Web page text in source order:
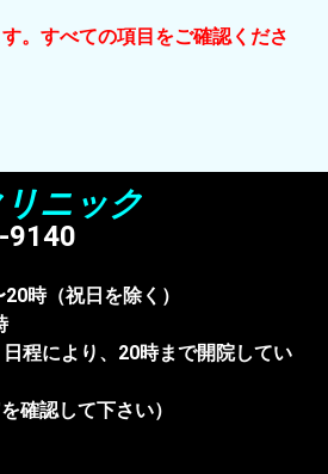
。すべての項目をご確認くださ
ニック
9140
時（祝日を除く）
程により、20時まで開院してい
確認して下さい）